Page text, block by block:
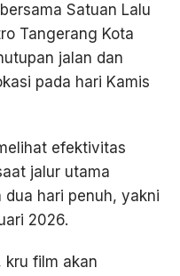
Satuan Lalu
Tangerang Kota
jalan dan
pada hari Kamis
efektivitas
jalur utama
hari penuh, yakni
2026.
kru film akan